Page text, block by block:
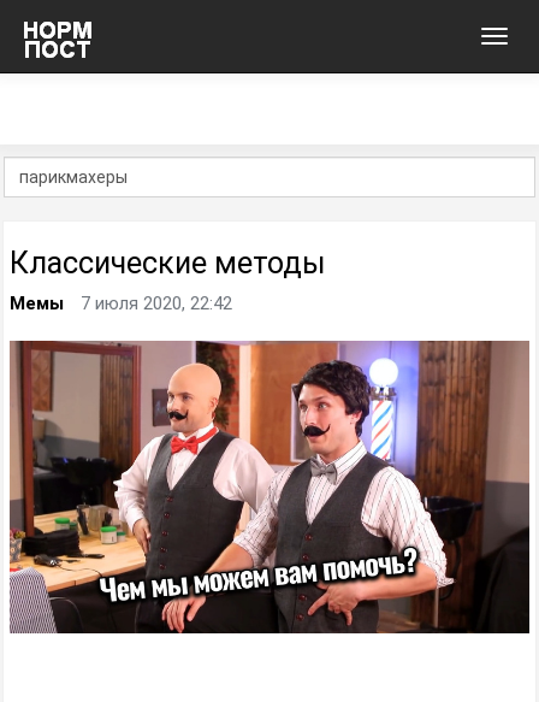
Классические методы
Мемы 7 июля 2020, 22:42